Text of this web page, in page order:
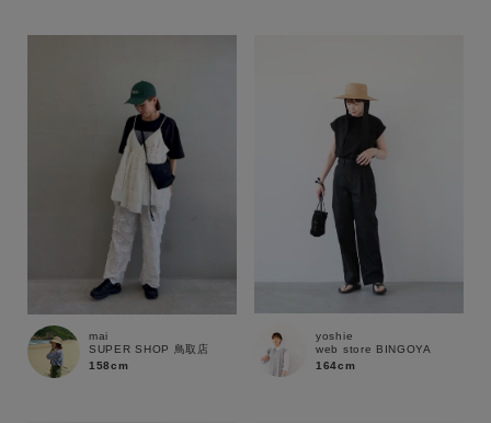
mai
SUPER SHOP 鳥取店
158cm
yoshie
web store BINGOYA
164cm